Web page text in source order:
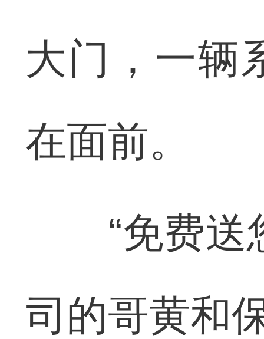
大门，一辆
在面前。
“免费送您
司的哥黄和